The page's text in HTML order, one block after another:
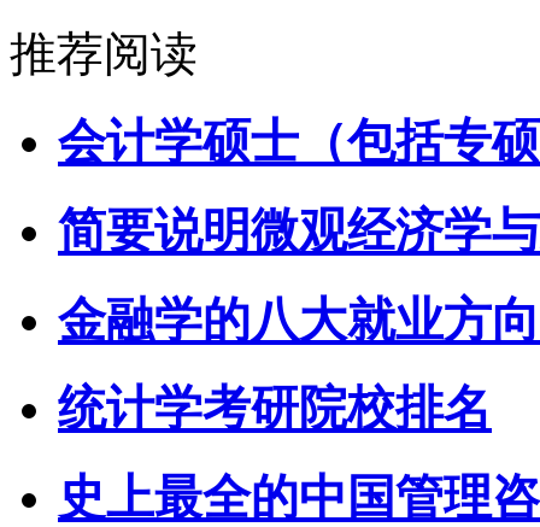
推荐阅读
会计学硕士（包括专
简要说明微观经济学
金融学的八大就业方
统计学考研院校排名
史上最全的中国管理